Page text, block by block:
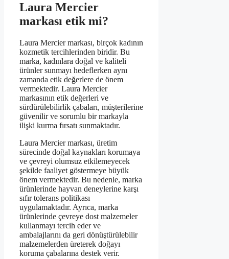
Laura Mercier
markası etik mi?
Laura Mercier markası, birçok kadının
kozmetik tercihlerinden biridir. Bu
marka, kadınlara doğal ve kaliteli
ürünler sunmayı hedeflerken aynı
zamanda etik değerlere de önem
vermektedir. Laura Mercier
markasının etik değerleri ve
sürdürülebilirlik çabaları, müşterilerine
güvenilir ve sorumlu bir markayla
ilişki kurma fırsatı sunmaktadır.
Laura Mercier markası, üretim
sürecinde doğal kaynakları korumaya
ve çevreyi olumsuz etkilemeyecek
şekilde faaliyet göstermeye büyük
önem vermektedir. Bu nedenle, marka
ürünlerinde hayvan deneylerine karşı
sıfır tolerans politikası
uygulamaktadır. Ayrıca, marka
ürünlerinde çevreye dost malzemeler
kullanmayı tercih eder ve
ambalajlarını da geri dönüştürülebilir
malzemelerden üreterek doğayı
koruma çabalarına destek verir.